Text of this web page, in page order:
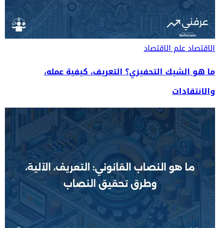
الاقتصادعلم الاقتصاد
ما هو الشيك التحفيزي؟ التعريف، كيفية عمله،
والانتقادات